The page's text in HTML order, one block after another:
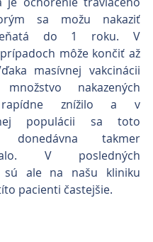
sa možu nakaziť
do 1 roku. V
môže končiť až
masívnej vakcinácii
nakazených
rapídne znížilo a v
populácii sa toto
donedávna takmer
V posledných
sú ale na našu kliniku
pacienti častejšie.